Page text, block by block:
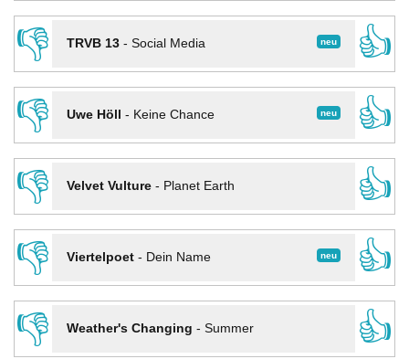
👎
neu
TRVB 13- Social Media
👍
👎
neu
Uwe Höll - Keine Chance
👍
👎
Velvet Vulture- Planet Earth
👍
👎
neu
Viertelpoet- Dein Name
👍
👎
Weather's Changing - Summer
👍